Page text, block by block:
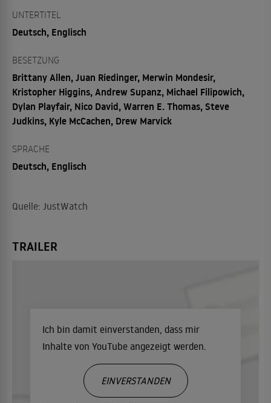
UNTERTITEL
Deutsch, Englisch
BESETZUNG
Brittany Allen, Juan Riedinger, Merwin Mondesir,
Kristopher Higgins, Andrew Supanz, Michael Filipowich,
Dylan Playfair, Nico David, Warren E. Thomas, Steve
Judkins, Kyle McCachen, Drew Marvick
SPRACHE
Deutsch, Englisch
Quelle: JustWatch
TRAILER
Ich bin damit einverstanden, dass mir
Inhalte von YouTube angezeigt werden.
EINVERSTANDEN